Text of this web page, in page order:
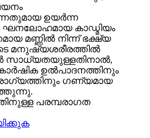
ഉയർന്ന
ഘനലോഹമായ കാഡ്മിയം
മണ്ണിൽ നിന്ന് ഭക്ഷ്യ
മനുഷ്യശരീരത്തിൽ
സാധ്യതയുള്ളതിനാൽ,
ഉൽപാദനത്തിനും
ഗണ്യമായ
പരമ്പരാഗത